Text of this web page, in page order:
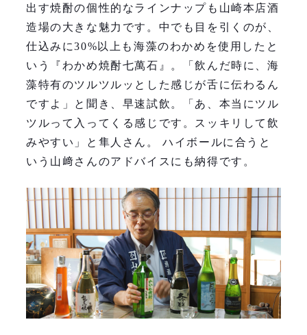
出す焼酎の個性的なラインナップも山崎本店酒
造場の大きな魅力です。中でも目を引くのが、
仕込みに30%以上も海藻のわかめを使用したと
いう『わかめ焼酎七萬石』。「飲んだ時に、海
藻特有のツルツルッとした感じが舌に伝わるん
ですよ」と聞き、早速試飲。「あ、本当にツル
ツルって入ってくる感じです。スッキリして飲
みやすい」と隼人さん。 ハイボールに合うと
いう山﨑さんのアドバイスにも納得です。